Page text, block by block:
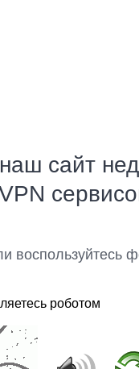
сайт
воспользуйтесь
роботом